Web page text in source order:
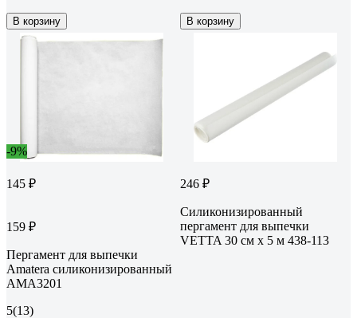
В корзину В корзину
-9%
145 ₽
159 ₽
Пергамент для выпечки
Amatera силиконизированный
AMA3201
5(13)
246 ₽
Силиконизированный
пергамент для выпечки
VETTA 30 см x 5 м 438-113